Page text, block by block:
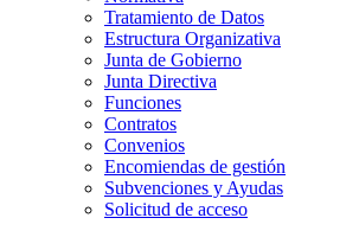
Tratamiento de Datos
Estructura Organizativa
Junta de Gobierno
Junta Directiva
Funciones
Contratos
Convenios
Encomiendas de gestión
Subvenciones y Ayudas
Solicitud de acceso